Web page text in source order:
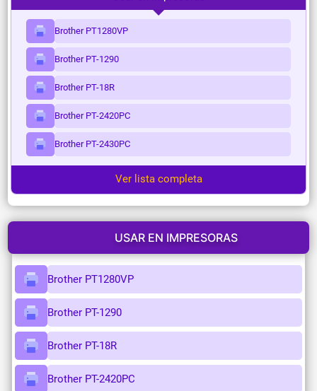
Brother PT1280VP
Brother PT-1290
Brother PT-18R
Brother PT-2420PC
Brother PT-2430PC
Ver lista completa
USAR EN IMPRESORAS
Brother PT1280VP
Brother PT-1290
Brother PT-18R
Brother PT-2420PC